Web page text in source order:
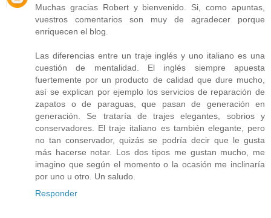
Muchas gracias Robert y bienvenido. Si, como apuntas,
vuestros comentarios son muy de agradecer porque
enriquecen el blog.
Las diferencias entre un traje inglés y uno italiano es una
cuestión de mentalidad. El inglés siempre apuesta
fuertemente por un producto de calidad que dure mucho,
así se explican por ejemplo los servicios de reparación de
zapatos o de paraguas, que pasan de generación en
generación. Se trataría de trajes elegantes, sobrios y
conservadores. El traje italiano es también elegante, pero
no tan conservador, quizás se podría decir que le gusta
más hacerse notar. Los dos tipos me gustan mucho, me
imagino que según el momento o la ocasión me inclinaría
por uno u otro. Un saludo.
Responder